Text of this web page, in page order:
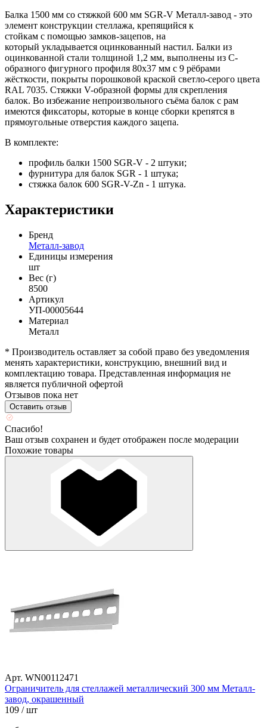
Балка 1500 мм со стяжкой 600 мм SGR-V Металл-завод - это
элемент конструкции стеллажа, крепящийся к
стойкам c помощью замков-зацепов, на
который укладывается оцинкованный настил. Балки из
оцинкованной стали толщиной 1,2 мм, выполнены из С-
образного фигурного профиля 80х37 мм с 9 рёбрами
жёсткости, покрыты порошковой краской светло-серого цвета
RAL 7035. Стяжки V-образной формы для скрепления
балок. Во избежание непроизвольного съёма балок с рам
имеются фиксаторы, которые в конце сборки крепятся в
прямоугольные отверстия каждого зацепа.
В комплекте:
профиль балки 1500 SGR-V - 2 штуки;
фурнитура для балок SGR - 1 штука;
стяжка балок 600 SGR-V-Zn - 1 штука.
Характеристики
Бренд
Металл-завод
Единицы измерения
шт
Вес (г)
8500
Артикул
УП-00005644
Материал
Металл
* Производитель оставляет за собой право без уведомления
менять характеристики, конструкцию, внешний вид и
комплектацию товара. Представленная информация не
является публичной офертой
Отзывов пока нет
Оставить отзыв
Спасибо!
Ваш отзыв сохранен и будет отображен после модерации
Похожие товары
Арт. WN00112471
Ограничитель для стеллажей металлический 300 мм Металл-
завод, окрашенный
109 / шт